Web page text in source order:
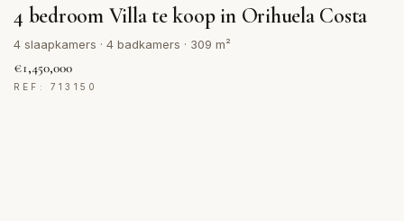
4 bedroom Villa te koop in Orihuela Costa
4 slaapkamers · 4 badkamers · 309 m²
€1,450,000
REF: 713150